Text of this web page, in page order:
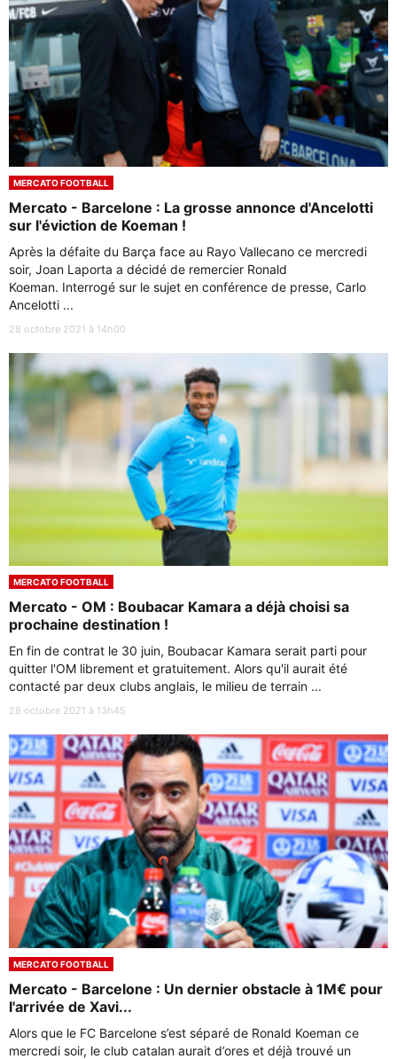
MERCATO FOOTBALL
Mercato - Barcelone : La grosse annonce d'Ancelotti
sur l'éviction de Koeman !
Après la défaite du Barça face au Rayo Vallecano ce mercredi
soir, Joan Laporta a décidé de remercier Ronald
Koeman. Interrogé sur le sujet en conférence de presse, Carlo
Ancelotti ...
28 octobre 2021 à 14h00
MERCATO FOOTBALL
Mercato - OM : Boubacar Kamara a déjà choisi sa
prochaine destination !
En fin de contrat le 30 juin, Boubacar Kamara serait parti pour
quitter l'OM librement et gratuitement. Alors qu'il aurait été
contacté par deux clubs anglais, le milieu de terrain ...
28 octobre 2021 à 13h45
MERCATO FOOTBALL
Mercato - Barcelone : Un dernier obstacle à 1M€ pour
l'arrivée de Xavi...
Alors que le FC Barcelone s’est séparé de Ronald Koeman ce
mercredi soir, le club catalan aurait d’ores et déjà trouvé un